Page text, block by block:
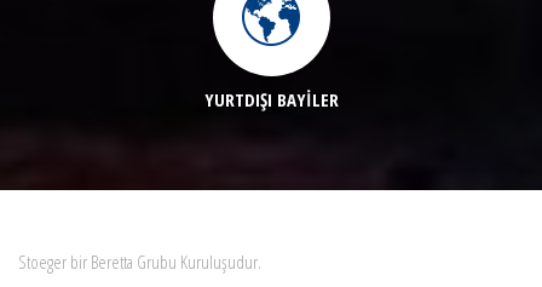
YURTDIŞI BAYİLER
Stoeger bir Beretta Grubu Kuruluşudur.